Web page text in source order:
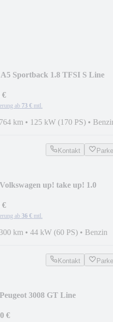
Sportback 1.8 TFSI S Line
€
ab 73 € mtl.
km • 125 kW (170 PS) •
Kontakt
Volkswagen up! take up! 1.0
€
ab 36 € mtl.
km • 44 kW (60 PS) • Benzin
Kontakt
Peugeot 3008 GT Line
€